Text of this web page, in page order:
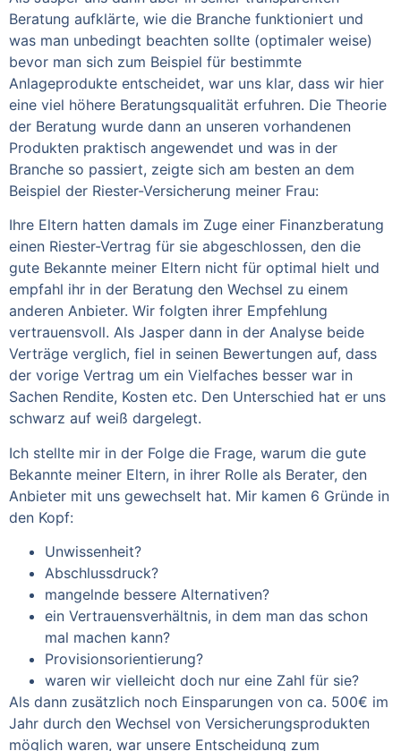
Beratung aufklärte, wie die Branche funktioniert und
was man unbedingt beachten sollte (optimaler weise)
bevor man sich zum Beispiel für bestimmte
Anlageprodukte entscheidet, war uns klar, dass wir hier
eine viel höhere Beratungsqualität erfuhren. Die Theorie
der Beratung wurde dann an unseren vorhandenen
Produkten praktisch angewendet und was in der
Branche so passiert, zeigte sich am besten an dem
Beispiel der Riester-Versicherung meiner Frau:
Ihre Eltern hatten damals im Zuge einer Finanzberatung
einen Riester-Vertrag für sie abgeschlossen, den die
gute Bekannte meiner Eltern nicht für optimal hielt und
empfahl ihr in der Beratung den Wechsel zu einem
anderen Anbieter. Wir folgten ihrer Empfehlung
vertrauensvoll. Als Jasper dann in der Analyse beide
Verträge verglich, fiel in seinen Bewertungen auf, dass
der vorige Vertrag um ein Vielfaches besser war in
Sachen Rendite, Kosten etc. Den Unterschied hat er uns
schwarz auf weiß dargelegt.
Ich stellte mir in der Folge die Frage, warum die gute
Bekannte meiner Eltern, in ihrer Rolle als Berater, den
Anbieter mit uns gewechselt hat. Mir kamen 6 Gründe in
den Kopf:
Unwissenheit?
Abschlussdruck?
mangelnde bessere Alternativen?
ein Vertrauensverhältnis, in dem man das schon
mal machen kann?
Provisionsorientierung?
waren wir vielleicht doch nur eine Zahl für sie?
Als dann zusätzlich noch Einsparungen von ca. 500€ im
Jahr durch den Wechsel von Versicherungsprodukten
möglich waren, war unsere Entscheidung zum